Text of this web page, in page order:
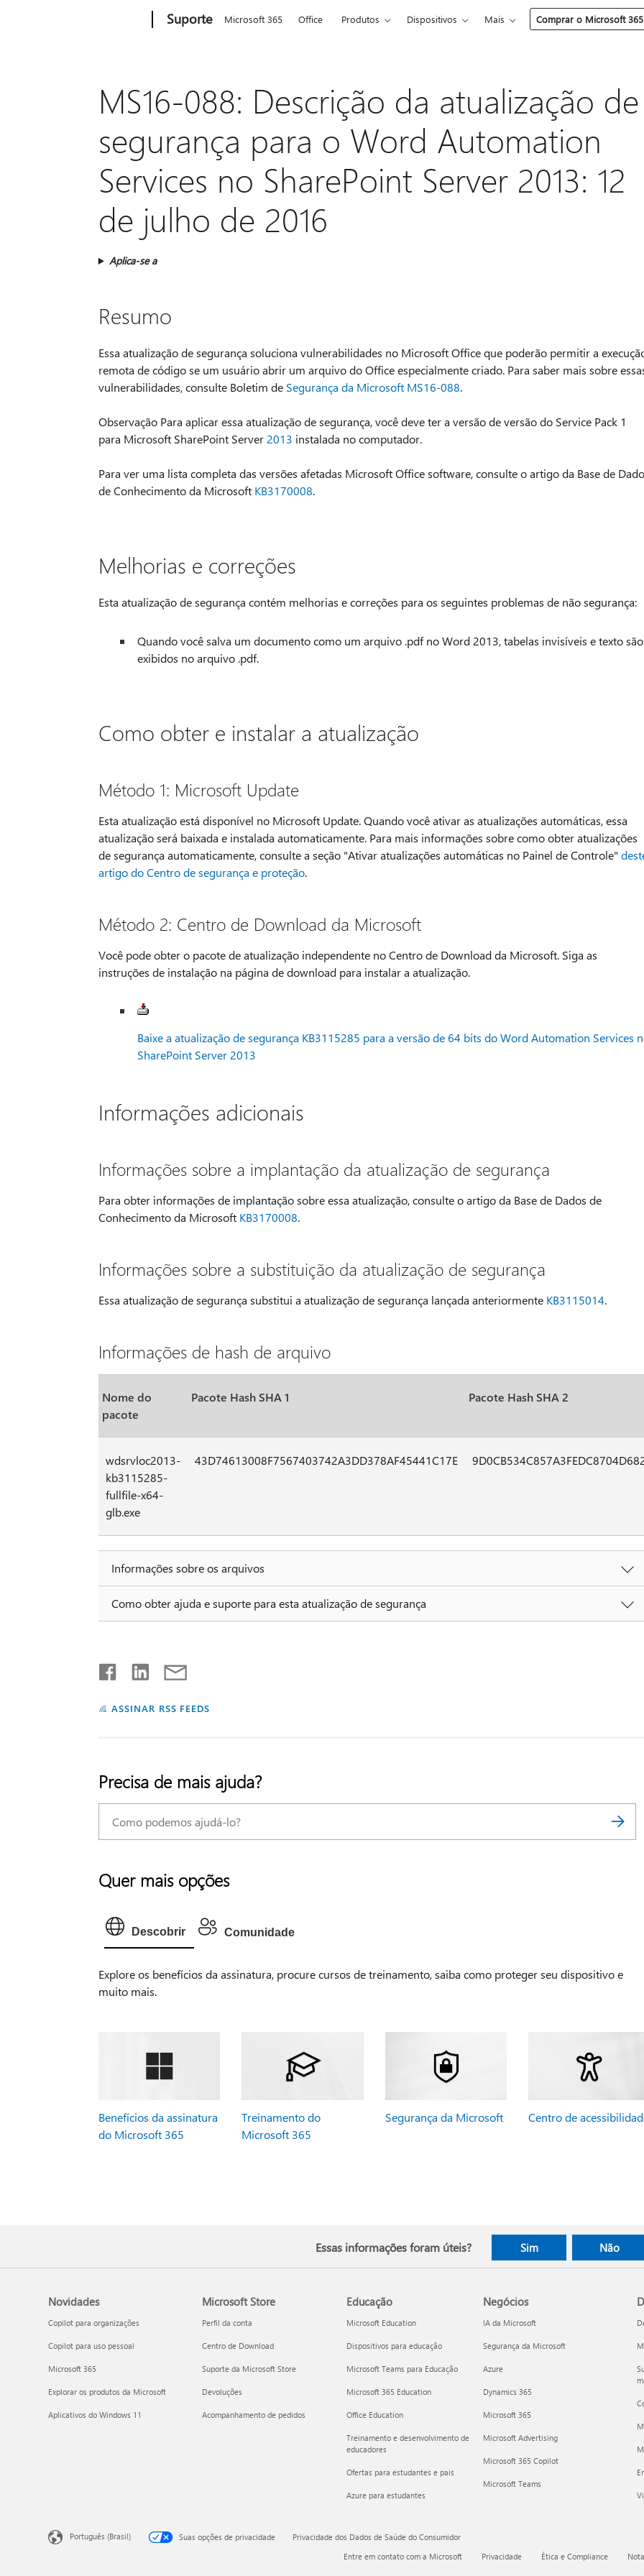
Suporte Microsoft 365 Office Produtos Dispositivos Mais Comprar o Microsoft 365
MS16-088: Descrição da atualização de
segurança para o Word Automation
Services no SharePoint Server 2013: 12
de julho de 2016
Aplica-se a
Resumo
Essa atualização de segurança soluciona vulnerabilidades no Microsoft Office que poderão permitir a
remota de código se um usuário abrir um arquivo do Office especialmente criado. Para saber mais sobre
vulnerabilidades, consulte Boletim de Segurança da Microsoft MS16-088.
Observação Para aplicar essa atualização de segurança, você deve ter a versão de versão do Service Pack 1
para Microsoft SharePoint Server 2013 instalada no computador.
Para ver uma lista completa das versões afetadas Microsoft Office software, consulte o artigo da Base de
de Conhecimento da Microsoft KB3170008.
Melhorias e correções
Esta atualização de segurança contém melhorias e correções para os seguintes problemas de não segurança:
Quando você salva um documento como um arquivo .pdf no Word 2013, tabelas invisíveis e texto são
exibidos no arquivo .pdf.
Como obter e instalar a atualização
Método 1: Microsoft Update
Esta atualização está disponível no Microsoft Update. Quando você ativar as atualizações automáticas, essa
atualização será baixada e instalada automaticamente. Para mais informações sobre como obter atualizações
de segurança automaticamente, consulte a seção "Ativar atualizações automáticas no Painel de Controle"
artigo do Centro de segurança e proteção.
Método 2: Centro de Download da Microsoft
Você pode obter o pacote de atualização independente no Centro de Download da Microsoft. Siga as
instruções de instalação na página de download para instalar a atualização.
Baixe a atualização de segurança KB3115285 para a versão de 64 bits do Word Automation Services
SharePoint Server 2013
Informações adicionais
Informações sobre a implantação da atualização de segurança
Para obter informações de implantação sobre essa atualização, consulte o artigo da Base de Dados de
Conhecimento da Microsoft KB3170008.
Informações sobre a substituição da atualização de segurança
Essa atualização de segurança substitui a atualização de segurança lançada anteriormente KB3115014.
Informações de hash de arquivo
Nome do
pacote
Pacote Hash SHA 1 Pacote Hash SHA 2
wdsrvloc2013-
kb3115285-
fullfile-x64-
glb.exe
43D74613008F7567403742A3DD378AF45441C17E
Informações sobre os arquivos
Como obter ajuda e suporte para esta atualização de segurança
ASSINAR RSS FEEDS
Precisa de mais ajuda?
Quer mais opções
Descobrir Comunidade
Explore os benefícios da assinatura, procure cursos de treinamento, saiba como proteger seu dispositivo e
muito mais.
Benefícios da assinatura
do Microsoft 365
Treinamento do
Microsoft 365
Segurança da Microsoft Centro de
Essas informações foram úteis? Sim Não
Novidades
Copilot para organizações
Copilot para uso pessoal
Microsoft 365
Explorar os produtos da Microsoft
Aplicativos do Windows 11
Microsoft Store
Perfil da conta
Centro de Download
Suporte da Microsoft Store
Devoluções
Acompanhamento de pedidos
Educação
Microsoft Education
Dispositivos para educação
Microsoft Teams para Educação
Microsoft 365 Education
Office Education
Treinamento e desenvolvimento de
educadores
Ofertas para estudantes e pais
Azure para estudantes
Negócios
IA da Microsoft
Segurança da Microsoft
Azure
Dynamics 365
Microsoft 365
Microsoft Advertising
Microsoft 365 Copilot
Microsoft Teams
Português (Brasil) Suas opções de privacidade
Privacidade dos Dados de Saúde do Consumidor
Entre em contato com a Microsoft
Privacidade Ética e Compliance